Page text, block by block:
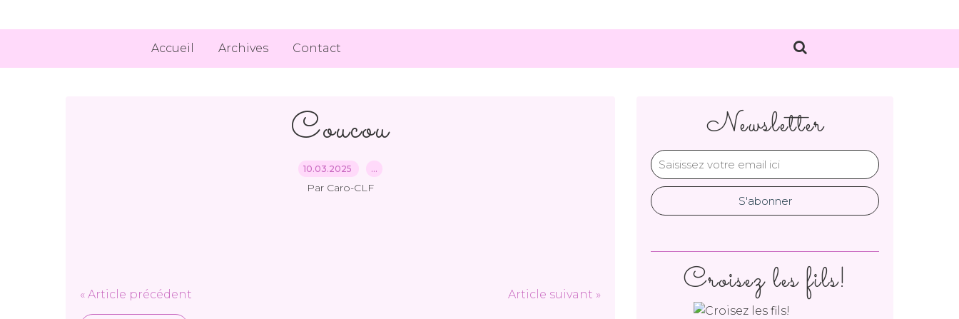
Accueil Archives Contact
Coucou
10.03.2025 …
Par Caro-CLF
« Article précédent Article suivant »
Newsletter
Croisez les fils!